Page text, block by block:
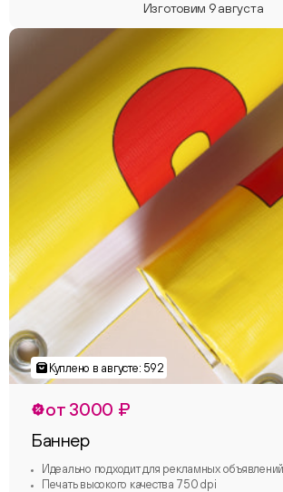
от 3000 ₽
Баннер
Идеально подходит для рекламных объявлений
Печать высокого качества 750 dpi